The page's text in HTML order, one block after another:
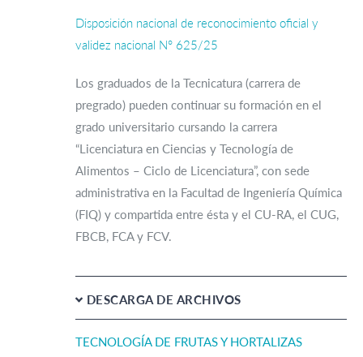
Disposición nacional de reconocimiento oficial y
validez nacional N° 625/25
Los graduados de la Tecnicatura (carrera de
pregrado) pueden continuar su formación en el
grado universitario cursando la carrera
“Licenciatura en Ciencias y Tecnología de
Alimentos – Ciclo de Licenciatura”, con sede
administrativa en la Facultad de Ingeniería Química
(FIQ) y compartida entre ésta y el CU-RA, el CUG,
FBCB, FCA y FCV.
DESCARGA DE ARCHIVOS
TECNOLOGÍA DE FRUTAS Y HORTALIZAS